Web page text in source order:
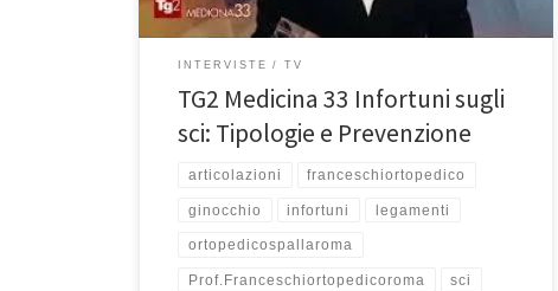
INTERVISTE TV
TG2 Medicina 33 Infortuni sugli
sci: Tipologie e Prevenzione
articolazioni franceschiortopedico
ginocchio infortuni legamenti
ortopedicospallaroma
Prof.Franceschiortopedicoroma sci